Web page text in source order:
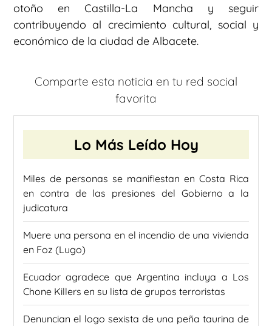
otoño en Castilla-La Mancha y seguir
contribuyendo al crecimiento cultural, social y
económico de la ciudad de Albacete.
Comparte esta noticia en tu red social
favorita
Lo Más Leído Hoy
Miles de personas se manifiestan en Costa Rica
en contra de las presiones del Gobierno a la
judicatura
Muere una persona en el incendio de una vivienda
en Foz (Lugo)
Ecuador agradece que Argentina incluya a Los
Chone Killers en su lista de grupos terroristas
Denuncian el logo sexista de una peña taurina de